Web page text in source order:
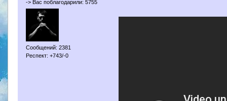
-> Вас поблагодарили: 5755
Сообщений: 2381
Респект: +743/-0